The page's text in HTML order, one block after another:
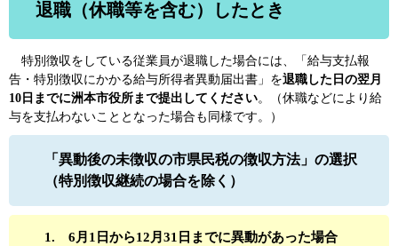
退職（休職等を含む）したとき
特別徴収をしている従業員が退職した場合には、「給与支払報
告・特別徴収にかかる給与所得者異動届出書」を退職した日の翌月
10日までに洲本市役所まで提出してください。（休職などにより給
与を支払わないこととなった場合も同様です。）
「異動後の未徴収の市県民税の徴収方法」の選択
（特別徴収継続の場合を除く）
1. 6月1日から12月31日までに異動があった場合